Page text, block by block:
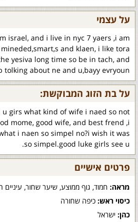
על עצמי
israel, and i live in nyc 7 yaers ,i am
and klaen, i like tora
yesiva long time so be in tach, and
tolking about ne and u,bayy evryoun
על בת הזוג המבוקשת:
girs what kind of wife i naed so not
mome, good wife, and best frend ,i
i naen so simpel no?i wish it was
so simpel.good luke girls see u.
פרטים אישיים
מראה: חמוד, גוף ממוצע, שיער שחור, עיניים
כיסוי ראש: כיפה שחורה
כהן: ישראל